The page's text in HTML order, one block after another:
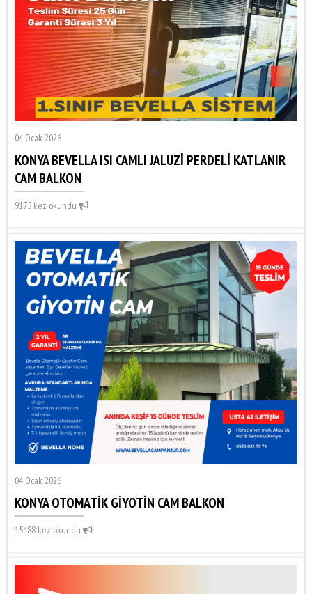
04 Ocak 2026
KONYA BEVELLA ISI CAMLI JALUZİ PERDELİ KATLANIR
CAM BALKON
9175 kez okundu
04 Ocak 2026
KONYA OTOMATİK GİYOTİN CAM BALKON
15488 kez okundu